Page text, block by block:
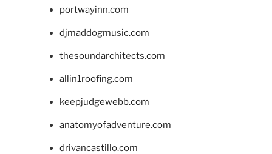
portwayinn.com
djmaddogmusic.com
thesoundarchitects.com
allin1roofing.com
keepjudgewebb.com
anatomyofadventure.com
drivancastillo.com